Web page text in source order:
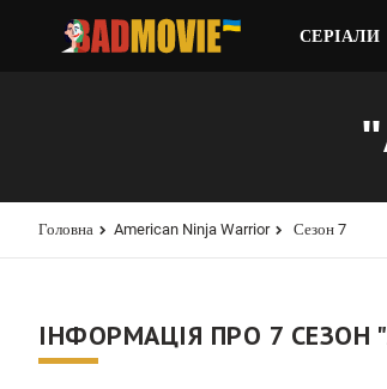
СЕРІАЛИ
Головна American Ninja Warrior Сезон 7
ІНФОРМАЦІЯ ПРО 7 СЕЗОН